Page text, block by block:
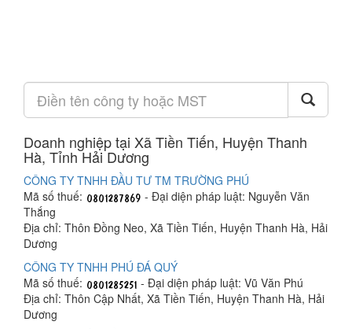
Doanh nghiệp tại Xã Tiền Tiến, Huyện Thanh
Hà, Tỉnh Hải Dương
CÔNG TY TNHH ĐẦU TƯ TM TRƯỜNG PHÚ
Mã số thuế:
- Đại diện pháp luật: Nguyễn Văn
Thắng
Địa chỉ: Thôn Đồng Neo, Xã Tiền Tiến, Huyện Thanh Hà, Hải
Dương
CÔNG TY TNHH PHÚ ĐÁ QUÝ
Mã số thuế:
- Đại diện pháp luật: Vũ Văn Phú
Địa chỉ: Thôn Cập Nhất, Xã Tiền Tiến, Huyện Thanh Hà, Hải
Dương